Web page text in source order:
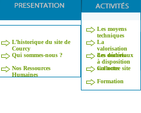
L’historique du site de
Courcy
Qui sommes-nous ?
Nos Ressources
Humaines
Les moyens
techniques
La
valorisation
des déchets
Les matériaux
à disposition
sur notre site
Collectes
Formation